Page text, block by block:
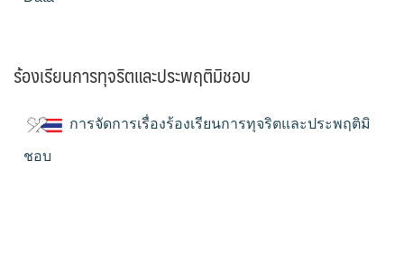
ร้องเรียนการทุจริตและประพฤติมิชอบ
การจัดการเรื่องร้องเรียนการทุจริตและประพฤติมิ
ชอบ